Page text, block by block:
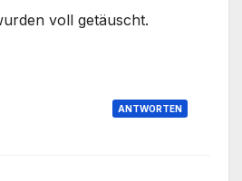
voll getäuscht.
ANTWORTEN